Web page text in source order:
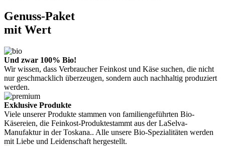
Genuss-Paket
mit Wert
Und zwar 100% Bio!
Wir wissen, dass Verbraucher Feinkost und Käse suchen, die nicht
nur geschmacklich überzeugen, sondern auch nachhaltig produziert
werden.
Exklusive Produkte
Viele unserer Produkte stammen von familiengeführten Bio-
Käsereien, die Feinkost-Produktestammt aus der LaSelva-
Manufaktur in der Toskana.. Alle unsere Bio-Spezialitäten werden
mit Liebe und Leidenschaft hergestellt.